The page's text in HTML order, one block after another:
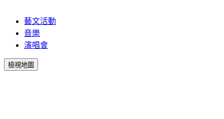
藝文活動
音樂
演唱會
檢視地圖